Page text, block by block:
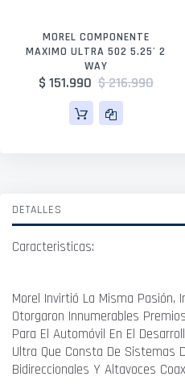
MOREL COMPONENTE
MAXIMO ULTRA 502 5.25' 2
WAY
$ 151.990 $ 216.990
DETALLES
Caracteristicas:
Morel Invirtió La Misma Pasión,
Otorgaron Innumerables
Para El Automóvil En El
Ultra Que Consta De Sistemas
Bidireccionales Y Altavoces